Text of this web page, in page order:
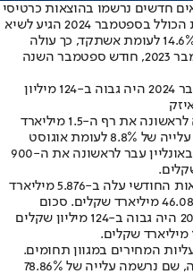
חדשים נרשמו בהוצאות כרטיסי
האשראי של הישראלים. סכום ההוצאות הכולל בספטמבר 2024 הגיע לשיא
של 46.086 מיליארד שקלים, עלייה של 14.6% לעומת אשתקד, כך עולה
מנתוני שב"א. יש לציין כי בניגוד לספטמבר 2023, חודש ספטמבר השנה
סכום ההוצאות הממוצע היומי בספטמבר 2024 היה גבוה ב-124 מיליון
ממוצע ההוצאות היומי בספטמבר חצה לראשונה את רף ה-1.5 מיליארד
שקלים ועמד על 1.536 מיליארד שקלים, עלייה של 8.8% לעומת אוגוסט
2024. במקביל, ממוצע הרכישות היומי באונליין עבר לראשונה את ה-900
בהשוואה לספטמבר 2023, היקף ההוצאות החודשי עלה ב-5.876 מיליארד
שקלים, מ-40.210 מיליארד שקלים ל-46.086 מיליארד שקלים. סכום
ההוצאות הממוצע היומי בספטמבר 2024 היה גבוה ב-124 מיליון שקלים
המחירים במגוון תחומים.
בולטת במיוחד העלייה בתחום התעופה, שם נרשמה עלייה של 78.86%